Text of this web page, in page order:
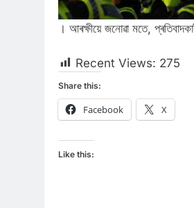
। আৰক্ষীয়ে জনোৱা মতে,
Recent Views: 275
Share this:
Facebook X
Like this: